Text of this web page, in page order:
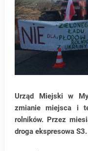
Urząd Miejski w
zmianie miejsca i
rolników. Przez
droga ekspresowa S3.